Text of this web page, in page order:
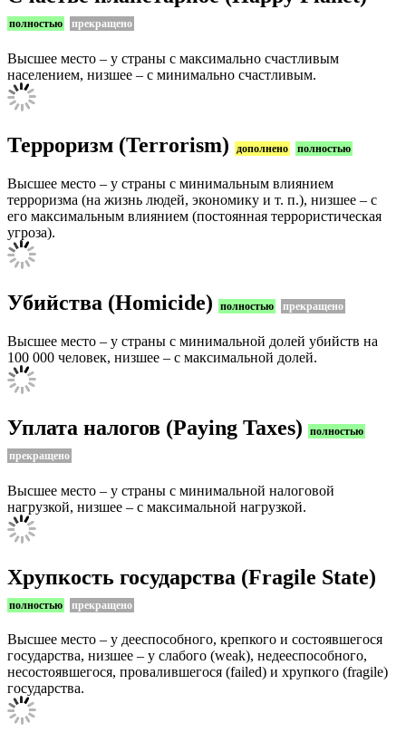
полностью прекращено
Высшее место – у страны с максимально счастливым
населением, низшее – с минимально счастливым.
Терроризм (Terrorism) дополнено полностью
Высшее место – у страны с минимальным влиянием
терроризма (на жизнь людей, экономику и т. п.), низшее – с
его максимальным влиянием (постоянная террористическая
угроза).
Убийства (Homicide) полностью прекращено
Высшее место – у страны с минимальной долей убийств на
100 000 человек, низшее – с максимальной долей.
Уплата налогов (Paying Taxes)
полностью
прекращено
Высшее место – у страны с минимальной налоговой
нагрузкой, низшее – с максимальной нагрузкой.
Хрупкость государства (Fragile State)
полностью прекращено
Высшее место – у дееспособного, крепкого и состоявшегося
государства, низшее – у слабого (weak), недееспособного,
несостоявшегося, провалившегося (failed) и хрупкого (fragile)
государства.